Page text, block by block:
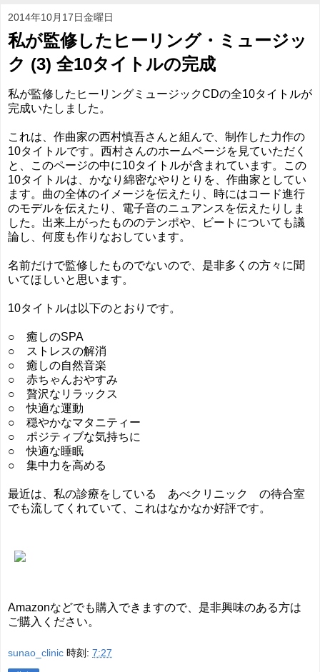
2014年10月17日金曜日
私が監修したヒーリング・ミュージッ
ク (3) 全10タイトルの完成
私が監修したヒーリングミュージックCDの全10タイトルが
完成いたしました。
これは、作曲家の西村慎吾さんと組んで、制作した力作の
10タイトルです。西村さんのホームページを見ていただく
と、このページの中に10タイトルが含まれています。この
10タイトルは、かなり綿密なやりとりを、作曲家としてい
ます。曲の全体のイメージを伝えたり、時にはコード進行
のモデルを伝えたり、電子音のニュアンスを伝えたりしま
した。出来上がったもののテンポや、ビートについても議
論し、何度も作りなおしています。
名前だけで監修したものでないので、是非多くの方々に聞
いてほしいと思います。
10タイトルは以下のとおりです。
○ 癒しのSPA
○ ストレスの解消
○ 癒しの自然音楽
○ 赤ちゃんおやすみ
○ 贅沢なリラックス
○ 快適な運動
○ 穏やかなマタニティー
○ ポジティブな気持ちに
○ 快適な睡眠
○ 集中力を高める
最近は、私の診療をしている あべクリニック の待合室
でも流してくれていて、これはなかなか好評です。
Amazonなどでも購入できますので、是非興味のある方は
ご購入ください。
sunao_clinic 時刻: 7:27